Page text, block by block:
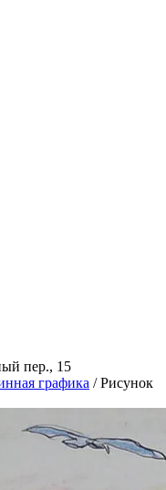
пер., 15
графика / Рисунок